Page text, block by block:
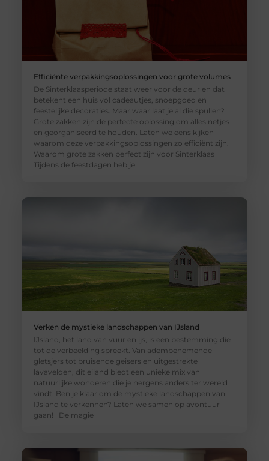
Efficiënte verpakkingsoplossingen voor grote volumes
De Sinterklaasperiode staat weer voor de deur en dat
betekent een huis vol cadeautjes, snoepgoed en
feestelijke decoraties. Maar waar laat je al die spullen?
Grote zakken zijn de perfecte oplossing om alles netjes
en georganiseerd te houden. Laten we eens kijken
waarom deze verpakkingsoplossingen zo efficiënt zijn.
Waarom grote zakken perfect zijn voor Sinterklaas
Tijdens de feestdagen heb je
Verken de mystieke landschappen van IJsland
IJsland, het land van vuur en ijs, is een bestemming die
tot de verbeelding spreekt. Van adembenemende
gletsjers tot bruisende geisers en uitgestrekte
lavavelden, dit eiland biedt een unieke mix van
natuurlijke wonderen die je nergens anders ter wereld
vindt. Ben je klaar om de mystieke landschappen van
IJsland te verkennen? Laten we samen op avontuur
gaan! De magie